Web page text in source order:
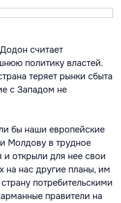
считает
политику властей.
теряет рынки сбыта
с Западом не
бы наши европейские
Молдову в трудное
и открыли для нее свои
на нас другие планы, им
потребительскими
правители на